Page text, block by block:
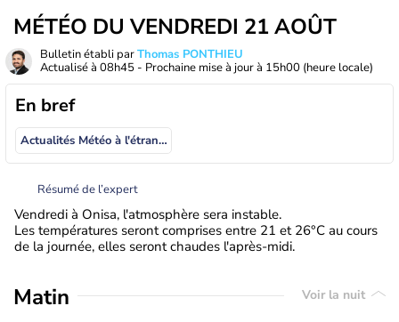
MÉTÉO DU VENDREDI 21 AOÛT
Bulletin établi parThomas PONTHIEU
Actualisé à 08h45 - Prochaine mise à jour à 15h00 (heure locale)
En bref
Actualités Météo à l'étranger
Résumé de l’expert
Vendredi à Onisa, l'atmosphère sera instable.
Les températures seront comprises entre 21 et 26°C au cours
de la journée, elles seront chaudes l'après-midi.
Matin Voir la nuit